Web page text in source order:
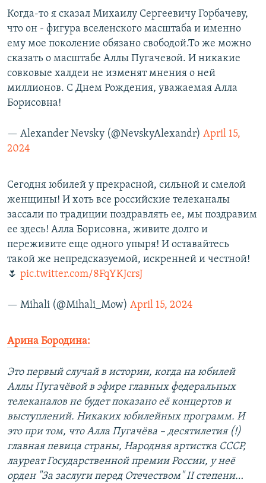
Когда-то я сказал Михаилу Сергеевичу Горбачеву,
что он - фигура вселенского масштаба и именно
ему мое поколение обязано свободой.То же можно
сказать о масштабе Аллы Пугачевой. И никакие
совковые халдеи не изменят мнения о ней
миллионов. С Днем Рождения, уважаемая Алла
Борисовна!
— Alexander Nevsky (@NevskyAlexandr) April 15,
2024
Сегодня юбилей у прекрасной, сильной и смелой
женщины! И хоть все российские телеканалы
зассали по традиции поздравлять ее, мы поздравим
ее здесь! Алла Борисовна, живите долго и
переживите еще одного упыря! И оставайтесь
такой же непредсказуемой, искренней и честной!
🌷 pic.twitter.com/8FqYKJcrsJ
— Mihali (@Mihali_Mow) April 15, 2024
Арина Бородина:
Это первый случай в истории, когда на юбилей
Аллы Пугачёвой в эфире главных федеральных
телеканалов не будет показано её концертов и
выступлений. Никаких юбилейных программ. И
это при том, что Алла Пугачёва – десятилетия (!)
главная певица страны, Народная артистка СССР,
лауреат Государственной премии России, у неё
орден "За заслуги перед Отечеством" II степени…